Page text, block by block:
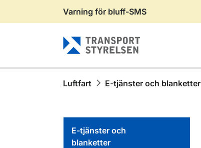
Gå till sidans innehåll
Varning för bluff-SMS
Luftfart E-tjänster och blanketter
E-tjänster och
blanketter